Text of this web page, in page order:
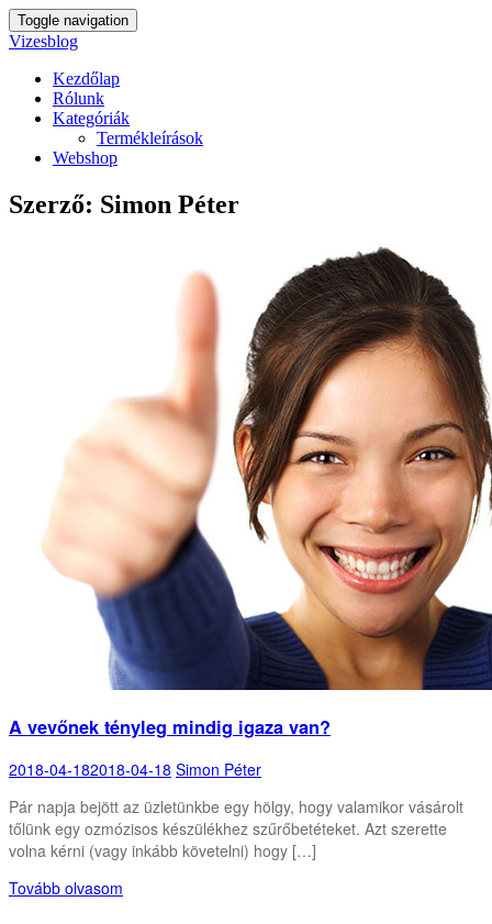
Toggle navigation
Vizesblog
Kezdőlap
Rólunk
Kategóriák
Termékleírások
Webshop
Szerző: Simon Péter
A vevőnek tényleg mindig igaza van?
2018-04-182018-04-18 Simon Péter
Pár napja bejött az üzletünkbe egy hölgy, hogy valamikor vásárolt
tőlünk egy ozmózisos készülékhez szűrőbetéteket. Azt szerette
volna kérni (vagy inkább követelni) hogy […]
Tovább olvasom